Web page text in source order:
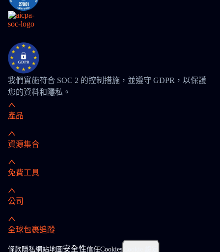
我們實施符合 SOC 2 的控制措施，並遵守 GDPR，以保護
您的資料和隱私。
產品
資源集合
免費工具
公司
全球包裹追蹤
條款隱私網站地圖 安全性信任Cookies